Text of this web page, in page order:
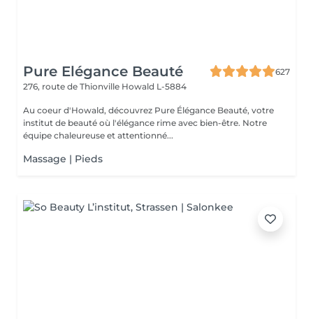
Pure Elégance Beauté
627
276, route de Thionville Howald L-5884
Au coeur d'Howald, découvrez Pure Élégance Beauté, votre
institut de beauté où l'élégance rime avec bien-être. Notre
équipe chaleureuse et attentionné...
Massage | Pieds